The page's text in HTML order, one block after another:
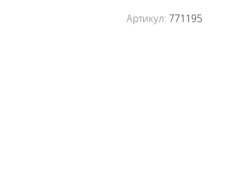
Артикул: 771195